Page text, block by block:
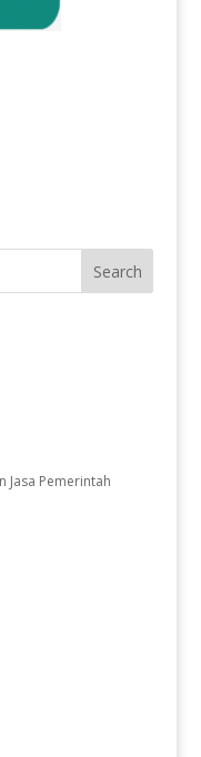
Jasa Pemerintah